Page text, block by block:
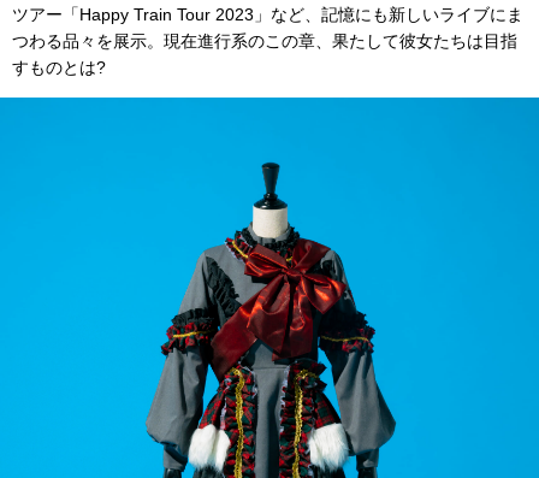
ツアー「Happy Train Tour 2023」など、記憶にも新しいライブにま
つわる品々を展示。現在進行系のこの章、果たして彼女たちは目指
すものとは?